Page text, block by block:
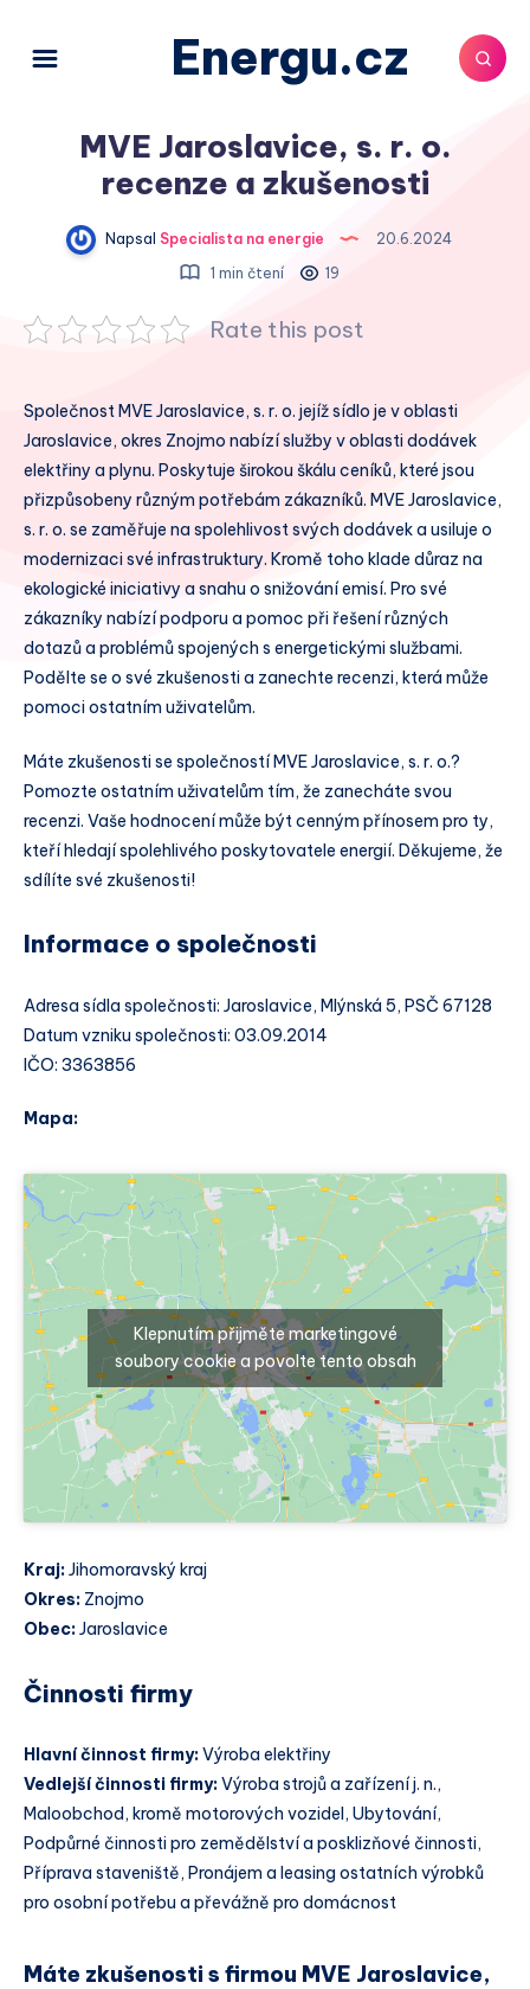
Energu.cz
MVE Jaroslavice, s. r. o.
recenze a zkušenosti
Napsal Specialista na energie
20.6.2024
1 min čtení
19
Rate this post
Společnost MVE Jaroslavice, s. r. o. jejíž sídlo je v oblasti
Jaroslavice, okres Znojmo nabízí služby v oblasti dodávek
elektřiny a plynu. Poskytuje širokou škálu ceníků, které jsou
přizpůsobeny různým potřebám zákazníků. MVE Jaroslavice,
s. r. o. se zaměřuje na spolehlivost svých dodávek a usiluje o
modernizaci své infrastruktury. Kromě toho klade důraz na
ekologické iniciativy a snahu o snižování emisí. Pro své
zákazníky nabízí podporu a pomoc při řešení různých
dotazů a problémů spojených s energetickými službami.
Podělte se o své zkušenosti a zanechte recenzi, která může
pomoci ostatním uživatelům.
Máte zkušenosti se společností MVE Jaroslavice, s. r. o.?
Pomozte ostatním uživatelům tím, že zanecháte svou
recenzi. Vaše hodnocení může být cenným přínosem pro ty,
kteří hledají spolehlivého poskytovatele energií. Děkujeme, že
sdílíte své zkušenosti!
Informace o společnosti
Adresa sídla společnosti: Jaroslavice, Mlýnská 5, PSČ 67128
Datum vzniku společnosti: 03.09.2014
IČO: 3363856
Mapa:
Klepnutím přijměte marketingové
soubory cookie a povolte tento obsah
Kraj:Jihomoravský kraj
Okres: Znojmo
Obec:Jaroslavice
Činnosti firmy
Hlavní činnost firmy:Výroba elektřiny
Vedlejší činnosti firmy:Výroba strojů a zařízení j. n.,
Maloobchod, kromě motorových vozidel, Ubytování,
Podpůrné činnosti pro zemědělství a posklizňové činnosti,
Příprava staveniště, Pronájem a leasing ostatních výrobků
pro osobní potřebu a převážně pro domácnost
Máte zkušenosti s firmou MVE Jaroslavice,